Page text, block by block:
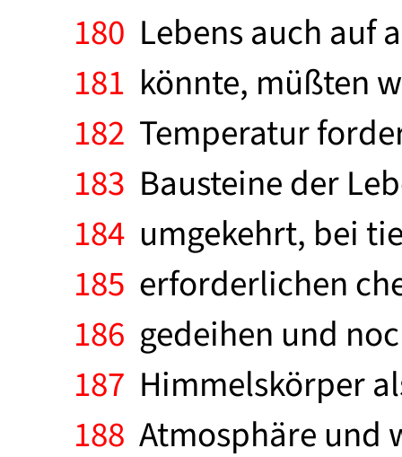
180 Lebens auch auf
181 könnte, müßten
182 Temperatur
183 Bausteine der
184 umgekehrt, bei
185 erforderlichen
186 gedeihen und
187 Himmelskörper
188 Atmosphäre und